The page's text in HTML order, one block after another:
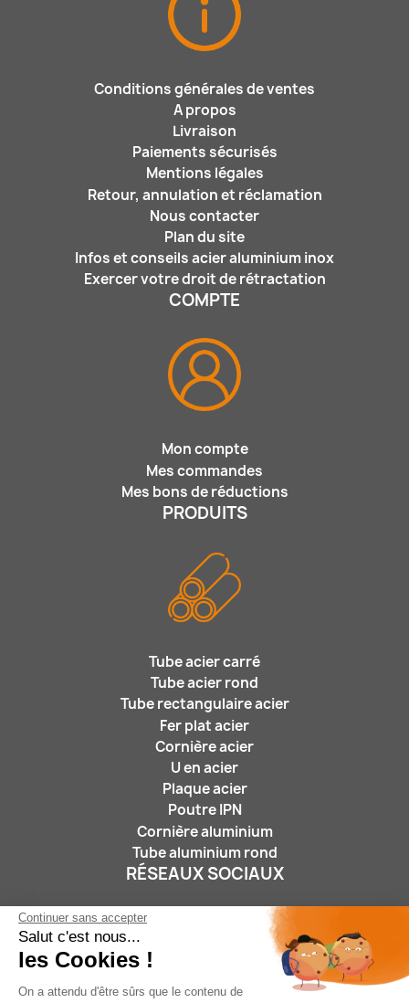
Continuer sans accepter
Salut c'est nous...
les Cookies !
On a attendu d'être sûrs que le contenu de
Conditions générales de ventes
A propos
Livraison
Paiements sécurisés
Mentions légales
Retour, annulation et réclamation
Nous contacter
Plan du site
Infos et conseils acier aluminium inox
Exercer votre droit de rétractation
COMPTE
Mon compte
Mes commandes
Mes bons de réductions
PRODUITS
Tube acier carré
Tube acier rond
Tube rectangulaire acier
Fer plat acier
Cornière acier
U en acier
Plaque acier
Poutre IPN
Cornière aluminium
Tube aluminium rond
RÉSEAUX SOCIAUX